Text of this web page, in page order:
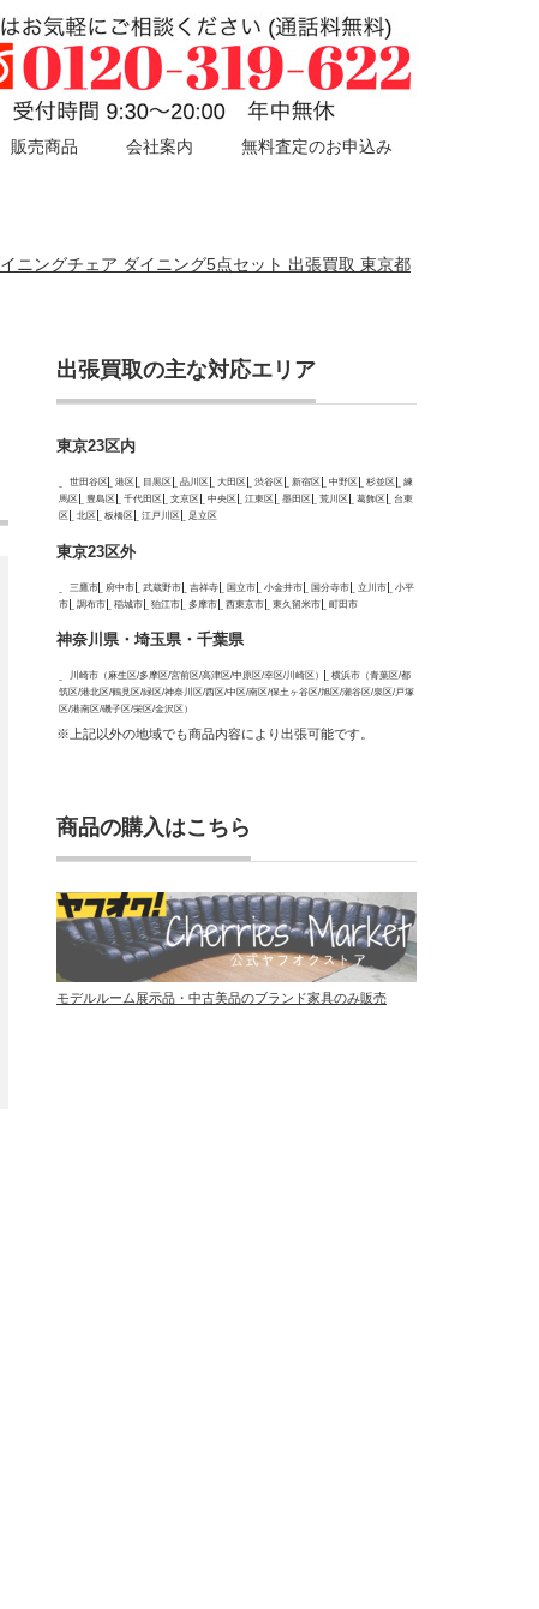
販売商品 会社案内 無料査定のお申込み
ニングチェア ダイニング5点セット 出張買取 東京都
出張買取の主な対応エリア
東京23区内
世田谷区 港区 目黒区 品川区 大田区 渋谷区 新宿区 中野区 杉並区
練
馬区
豊島区 千代田区 文京区 中央区 江東区 墨田区 荒川区 葛飾区
台東
区
北区 板橋区 江戸川区 足立区
東京23区外
三鷹市 府中市 武蔵野市 吉祥寺 国立市 小金井市 国分寺市 立川市
小平
市
調布市 稲城市 狛江市 多摩市 西東京市 東久留米市 町田市
神奈川県・埼玉県・千葉県
川崎市（麻生区/多摩区/宮前区/高津区/中原区/幸区/川崎区）
横浜市（青葉区/都
筑区/港北区/鶴見区/緑区/神奈川区/西区/中区/南区/保土ヶ谷区/旭区/瀬谷区/泉区/戸塚
区/港南区/磯子区/栄区/金沢区）
※上記以外の地域でも商品内容により出張可能です。
商品の購入はこちら
モデルルーム展示品・中古美品のブランド家具のみ販売